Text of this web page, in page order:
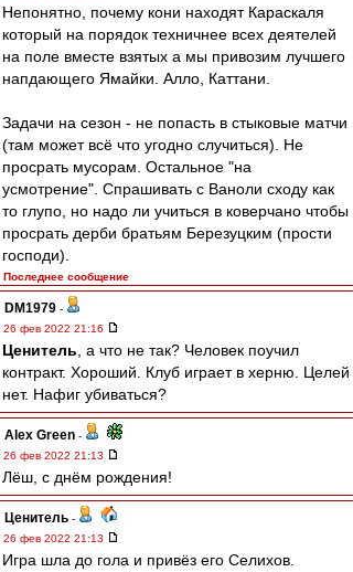
Непонятно, почему кони находят Караскаля
который на порядок техничнее всех деятелей
на поле вместе взятых а мы привозим лучшего
напдающего Ямайки. Алло, Каттани.
Задачи на сезон - не попасть в стыковые матчи
(там может всё что угодно случиться). Не
просрать мусорам. Остальное "на
усмотрение". Спрашивать с Ваноли сходу как
то глупо, но надо ли учиться в коверчано чтобы
просрать дерби братьям Березуцким (прости
господи).
Последнее сообщение
DM1979 -
26 фев 2022 21:16
Ценитель , а что не так? Человек поучил
контракт. Хороший. Клуб играет в херню. Целей
нет. Нафиг убиваться?
Alex Green -
26 фев 2022 21:13
Лёш, с днём рождения!
Ценитель -
26 фев 2022 21:13
Игра шла до гола и привёз его Селихов.